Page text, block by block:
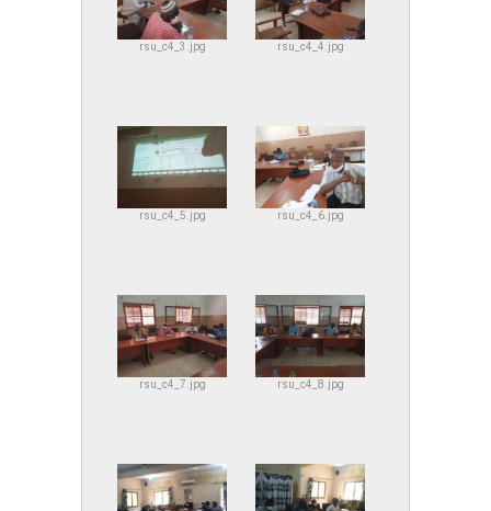
rsu_c4_3.jpg rsu_c4_4.jpg
rsu_c4_5.jpg rsu_c4_6.jpg
rsu_c4_7.jpg rsu_c4_8.jpg